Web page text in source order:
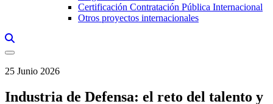
Certificación Contratación Pública Internacional
Otros proyectos internacionales
25 Junio 2026
Industria de Defensa: el reto del talento y